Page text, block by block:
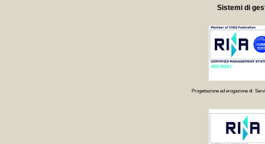
Sistemi di
Progettazione ed erogazione di